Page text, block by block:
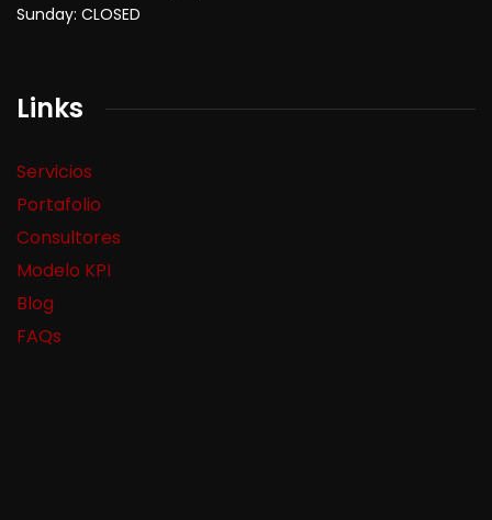
Sunday: CLOSED
Links
Servicios
Portafolio
Consultores
Modelo KPI
Blog
FAQs